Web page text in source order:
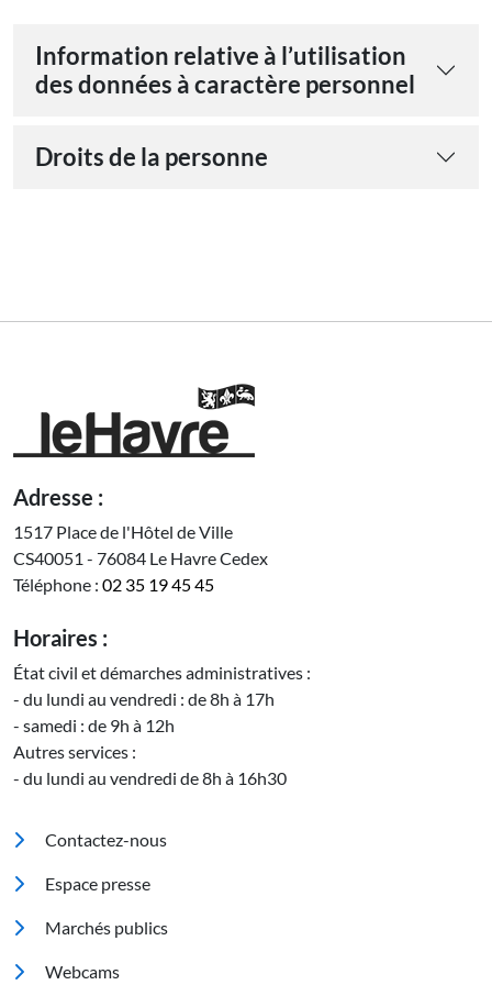
Information relative à l’utilisation
des données à caractère personnel
Droits de la personne
Adresse :
1517 Place de l'Hôtel de Ville
CS40051 - 76084 Le Havre Cedex
Téléphone : 02 35 19 45 45
Horaires :
État civil et démarches administratives :
- du lundi au vendredi : de 8h à 17h
- samedi : de 9h à 12h
Autres services :
- du lundi au vendredi de 8h à 16h30
Pied de page
Contactez-nous
Espace presse
Marchés publics
Footer 2
Webcams